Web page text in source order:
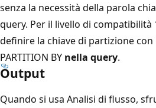
senza la necessità della parola
query. Per il livello di compatibilità
definire la chiave di partizione con
PARTITION BY nella query.
Output
Quando si usa Analisi di flusso,